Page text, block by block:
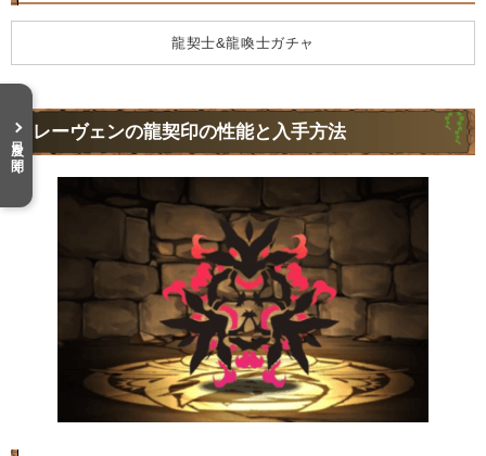
龍契士&龍喚士ガチャ
レーヴェンの龍契印の性能と入手方法
目次を開く